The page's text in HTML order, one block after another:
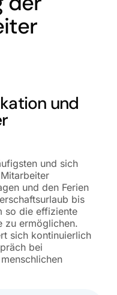
und
und sich
und den Ferien
bis
so die effiziente
zu ermöglichen.
sich kontinuierlich
bei